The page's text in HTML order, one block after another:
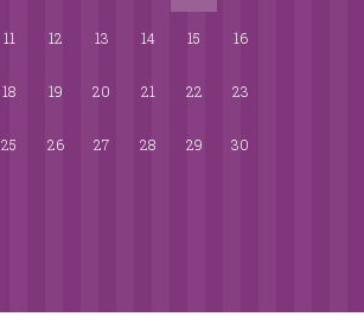
11 12 13 14 15 16
18 19 20 21 22 23
25 26 27 28 29 30